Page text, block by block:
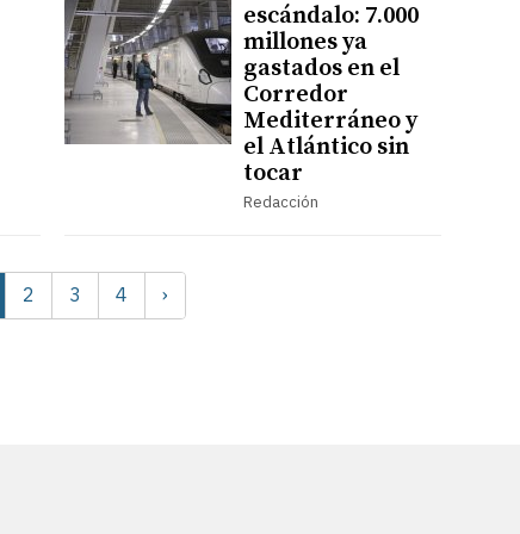
escándalo: 7.000
millones ya
gastados en el
Corredor
Mediterráneo y
el Atlántico sin
tocar
Redacción
2 3 4 ›